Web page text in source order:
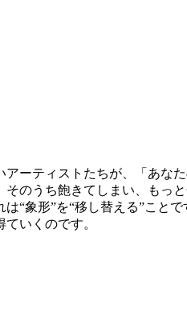
ーティストたちが、「あな
のうち飽きてしまい、もっ
“象形”を“移し替える”こと
いくのです。